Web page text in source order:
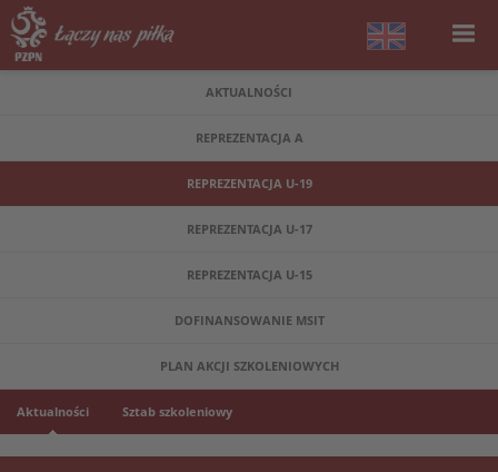
AKTUALNOŚCI
REPREZENTACJA A
REPREZENTACJA U-19
REPREZENTACJA U-17
REPREZENTACJA U-15
DOFINANSOWANIE MSIT
PLAN AKCJI SZKOLENIOWYCH
Aktualności Sztab szkoleniowy